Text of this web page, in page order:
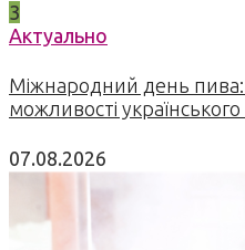
3
Актуально
Міжнародний день пива:
можливості
07.08.2026